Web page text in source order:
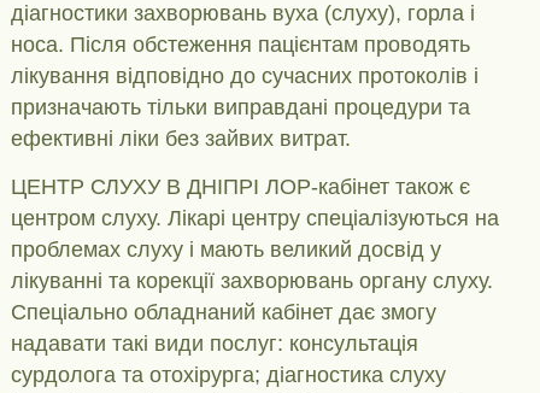
діагностики захворювань вуха (слуху), горла і
носа. Після обстеження пацієнтам проводять
лікування відповідно до сучасних протоколів і
призначають тільки виправдані процедури та
ефективні ліки без зайвих витрат.
ЦЕНТР СЛУХУ В ДНІПРІ ЛОР-кабінет також є
центром слуху. Лікарі центру спеціалізуються на
проблемах слуху і мають великий досвід у
лікуванні та корекції захворювань органу слуху.
Спеціально обладнаний кабінет дає змогу
надавати такі види послуг: консультація
сурдолога та отохірурга; діагностика слуху